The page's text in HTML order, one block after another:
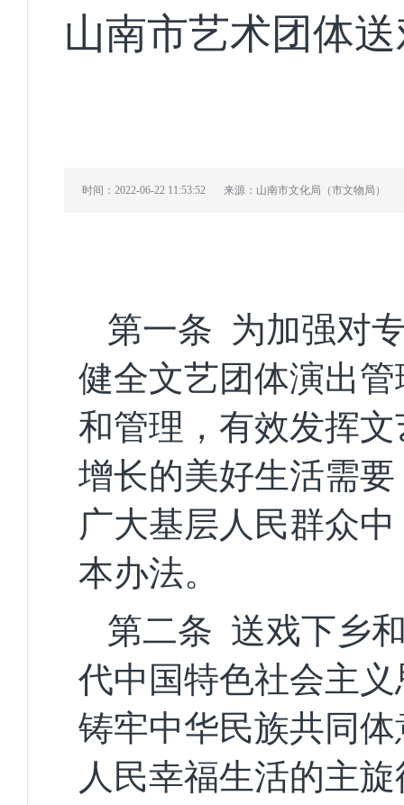
山南市艺术团体
时间：2022-06-22 11:53:52 来源：山南市文化局（市文物局）
第一条 为加强对
健全文艺团体演出
和管理，有效发挥
增长的美好生活需要
广大基层人民群众
本办法。
第二条 送戏下乡
代中国特色社会主
铸牢中华民族共同
人民幸福生活的主